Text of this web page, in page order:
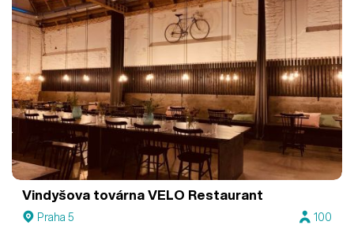
Vindyšova továrnaVELO Restaurant
Praha 5
100